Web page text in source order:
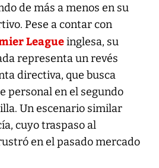
de más a menos en su
Pese a contar con
Leagueinglesa, su
representa un revés
directiva, que busca
personal en el segundo
Un escenario similar
cuyo traspaso al
en el pasado mercado